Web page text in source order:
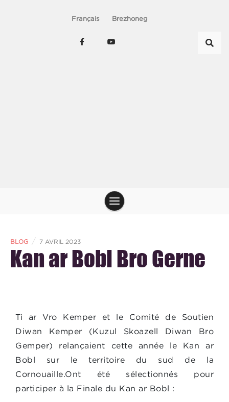
Français Brezhoneg
BLOG / 7 AVRIL 2023
Kan ar Bobl Bro Gerne
Ti ar Vro Kemper et le Comité de Soutien
Diwan Kemper (Kuzul Skoazell Diwan Bro
Gemper) relançaient cette année le Kan ar
Bobl sur le territoire du sud de la
Cornouaille.Ont été sélectionnés pour
participer à la Finale du Kan ar Bobl :